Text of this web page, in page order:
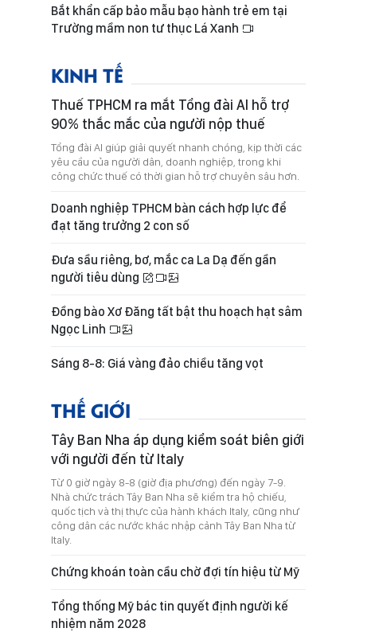
Bắt khẩn cấp bảo mẫu bạo hành trẻ em tại
Trường mầm non tư thục Lá Xanh
KINH TẾ
Thuế TPHCM ra mắt Tổng đài AI hỗ trợ
90% thắc mắc của người nộp thuế
Tổng đài AI giúp giải quyết nhanh chóng, kịp thời các
yêu cầu của người dân, doanh nghiệp, trong khi
công chức thuế có thời gian hỗ trợ chuyên sâu hơn.
Doanh nghiệp TPHCM bàn cách hợp lực để
đạt tăng trưởng 2 con số
Đưa sầu riêng, bơ, mắc ca La Dạ đến gần
người tiêu dùng
Đồng bào Xơ Đăng tất bật thu hoạch hạt sâm
Ngọc Linh
Sáng 8-8: Giá vàng đảo chiều tăng vọt
THẾ GIỚI
Tây Ban Nha áp dụng kiểm soát biên giới
với người đến từ Italy
Từ 0 giờ ngày 8-8 (giờ địa phương) đến ngày 7-9.
Nhà chức trách Tây Ban Nha sẽ kiểm tra hộ chiếu,
quốc tịch và thị thực của hành khách Italy, cũng như
công dân các nước khác nhập cảnh Tây Ban Nha từ
Italy.
Chứng khoán toàn cầu chờ đợi tín hiệu từ Mỹ
Tổng thống Mỹ bác tin quyết định người kế
nhiệm năm 2028